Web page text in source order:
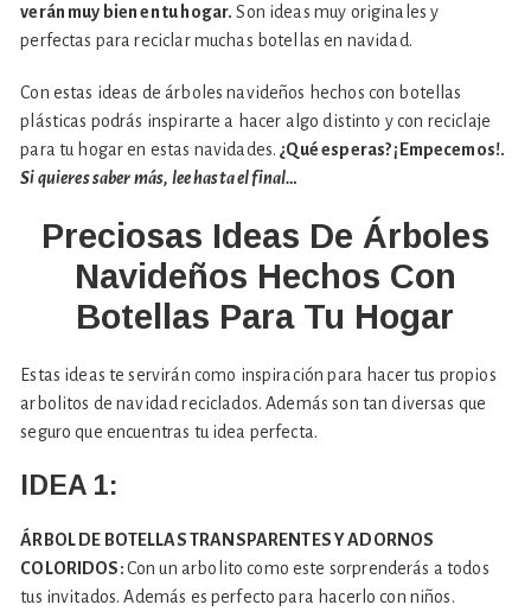
verán muy bien en tu hogar. Son ideas muy originales y
perfectas para reciclar muchas botellas en navidad.
Con estas ideas de árboles navideños hechos con botellas
plásticas podrás inspirarte a hacer algo distinto y con reciclaje
para tu hogar en estas navidades.¿Qué esperas? ¡Empecemos!.
Si quieres saber más, lee hasta el final…
Preciosas Ideas De Árboles
Navideños Hechos Con
Botellas Para Tu Hogar
Estas ideas te servirán como inspiración para hacer tus propios
arbolitos de navidad reciclados. Además son tan diversas que
seguro que encuentras tu idea perfecta.
IDEA 1:
ÁRBOL DE BOTELLAS TRANSPARENTES Y ADORNOS
COLORIDOS:Con un arbolito como este sorprenderás a todos
tus invitados. Además es perfecto para hacerlo con niños.